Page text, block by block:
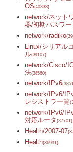
OS(40338)
network/ネット
器/初期パスワー
network/radiko
Linux/シリアル
ル(39107)
network/Cisco/
法(38560)
network/IPv6
network/IPv6/
レジストラ一覧
network/IPv6/
対応ルータ (37701)
Health/2007-07
Health(36991)